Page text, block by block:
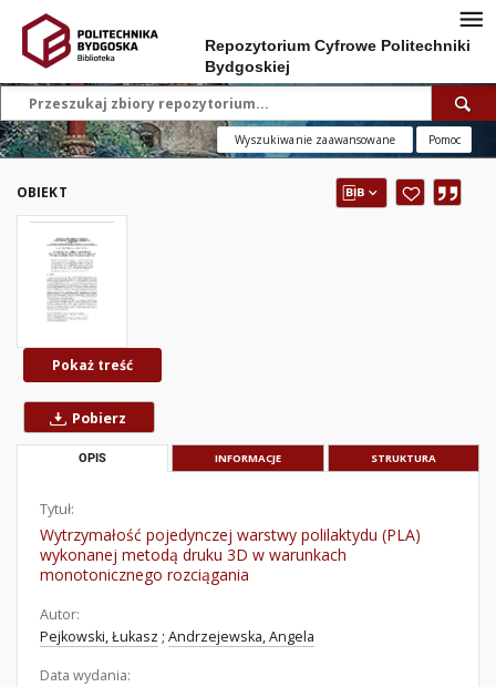
Repozytorium Cyfrowe Politechniki
Bydgoskiej
Wyszukiwanie zaawansowane Pomoc
OBIEKT
Pokaż treść
Pobierz
OPIS INFORMACJE STRUKTURA
Tytuł:
Wytrzymałość pojedynczej warstwy polilaktydu (PLA)
wykonanej metodą druku 3D w warunkach
monotonicznego rozciągania
Autor:
Pejkowski, Łukasz ; Andrzejewska, Angela
Data wydania: